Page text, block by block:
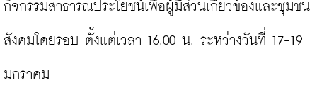
กิจกรรมสาธารณประโยชน์เพื่อผู้มีส่วนเกี่ยวข้องและชุมชน
สังคมโดยรอบ ตั้งแต่เวลา 16.00 น. ระหว่างวันที่ 17-19
มกราคม